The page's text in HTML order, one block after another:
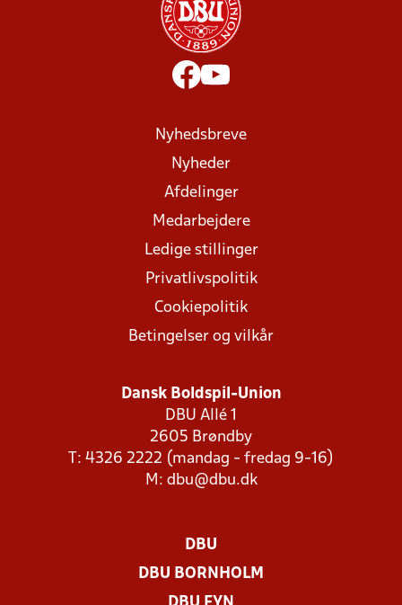
Nyhedsbreve
Nyheder
Afdelinger
Medarbejdere
Ledige stillinger
Privatlivspolitik
Cookiepolitik
Betingelser og vilkår
Dansk Boldspil-Union
DBU Allé 1
2605 Brøndby
T: 4326 2222 (mandag - fredag 9-16)
M: dbu@dbu.dk
DBU
DBU BORNHOLM